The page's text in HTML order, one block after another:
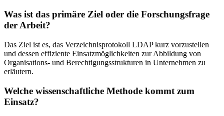
Was ist das primäre Ziel oder die Forschungsfrage
der Arbeit?
Das Ziel ist es, das Verzeichnisprotokoll LDAP kurz vorzustellen
und dessen effiziente Einsatzmöglichkeiten zur Abbildung von
Organisations- und Berechtigungsstrukturen in Unternehmen zu
erläutern.
Welche wissenschaftliche Methode kommt zum
Einsatz?